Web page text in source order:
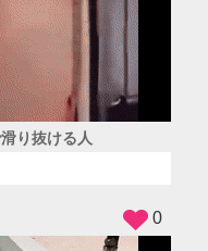
り抜ける人
0